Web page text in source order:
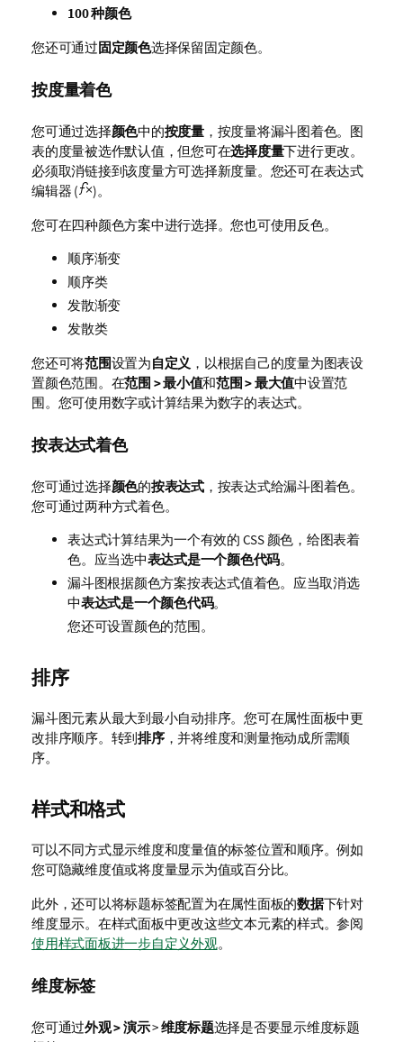
100 种颜色
您还可通过固定颜色选择保留固定颜色。
按度量着色
您可通过选择颜色中的按度量，按度量将漏斗图着色。图
表的度量被选作默认值，但您可在选择度量下进行更改。
必须取消链接到该度量方可选择新度量。您还可在表达式
编辑器 (
)。
您可在四种颜色方案中进行选择。您也可使用反色。
顺序渐变
顺序类
发散渐变
发散类
您还可将范围设置为自定义 ，以根据自己的度量为图表设
置颜色范围。在范围 > 最小值和范围 > 最大值中设置范
围。您可使用数字或计算结果为数字的表达式。
按表达式着色
您可通过选择颜色的按表达式，按表达式给漏斗图着色。
您可通过两种方式着色。
表达式计算结果为一个有效的 CSS 颜色，给图表着
色。应当选中表达式是一个颜色代码。
漏斗图根据颜色方案按表达式值着色。应当取消选
中表达式是一个颜色代码。
您还可设置颜色的范围。
排序
漏斗图元素从最大到最小自动排序。您可在属性面板中更
改排序顺序。转到 排序，并将维度和测量拖动成所需顺
序。
样式和格式
可以不同方式显示维度和度量值的标签位置和顺序。例如
您可隐藏维度值或将度量显示为值或百分比。
此外，还可以将标题标签配置为在属性面板的数据下针对
维度显示。在样式面板中更改这些文本元素的样式。参阅
使用样式面板进一步自定义外观。
维度标签
您可通过外观 > 演示>维度标题选择是否要显示维度标题